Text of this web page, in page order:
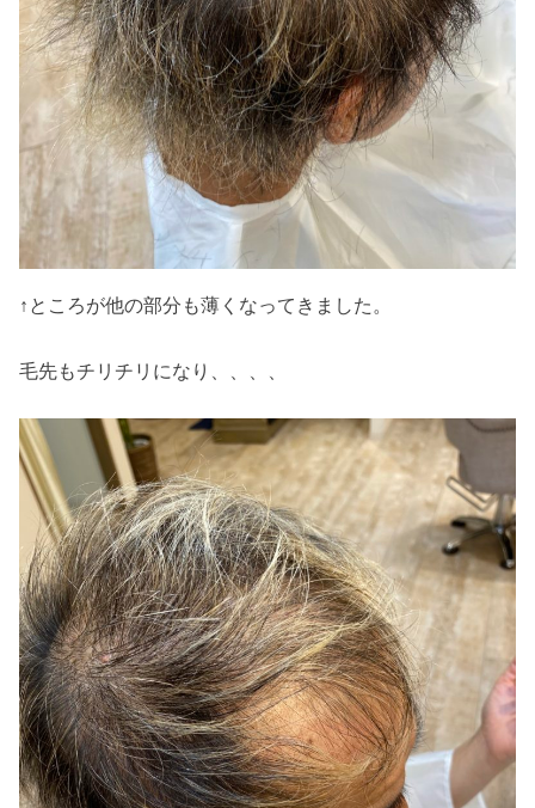
↑ところが他の部分も薄くなってきました。
毛先もチリチリになり、、、、